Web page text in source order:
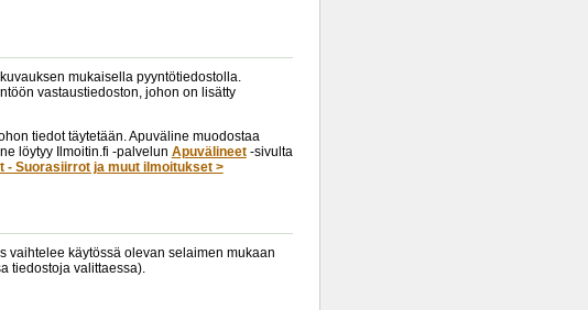
mukaisella pyyntötiedostolla.
vastaustiedoston, johon on lisätty
tiedot täytetään. Apuväline muodostaa
löytyy Ilmoitin.fi -palvelun Apuvälineet-sivulta
- Suorasiirrot ja muut ilmoitukset >
vaihtelee käytössä olevan selaimen mukaan
tiedostoja valittaessa).